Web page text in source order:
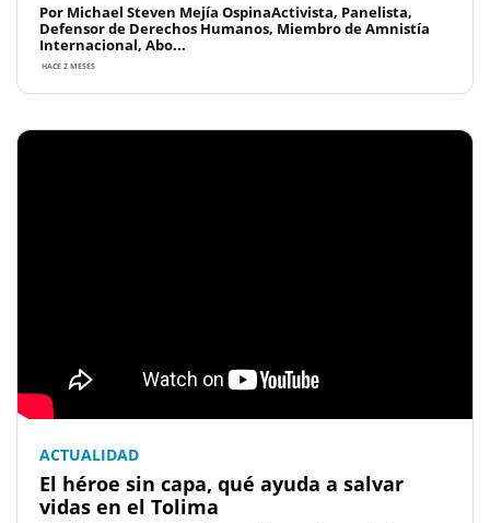
Por Michael Steven Mejía OspinaActivista, Panelista,
Defensor de Derechos Humanos, Miembro de Amnistía
Internacional, Abo...
HACE 2 MESES
ACTUALIDAD
El héroe sin capa, qué ayuda a salvar
vidas en el Tolima